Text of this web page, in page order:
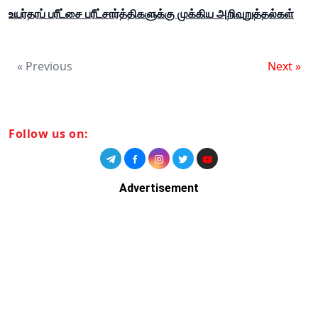
உயர்தரப் பரீட்சை பரீட்சார்த்திகளுக்கு முக்கிய அறிவுறுத்தல்கள்
« Previous Next »
Follow us on:
Advertisement